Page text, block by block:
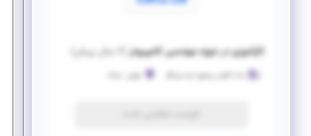
کارآموزی در حوزه مهندسی کامپیوتر